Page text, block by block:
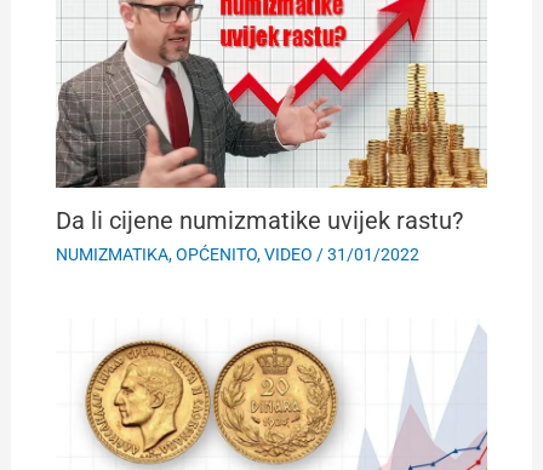
Da li cijene numizmatike uvijek rastu?
NUMIZMATIKA,OPĆENITO,VIDEO /31/01/2022